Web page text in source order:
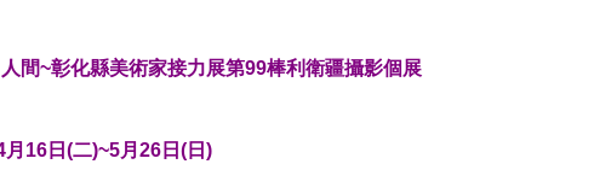
間~彰化縣美術家接力展第99棒利衛疆攝影個展
16日(二)~5月26日(日)